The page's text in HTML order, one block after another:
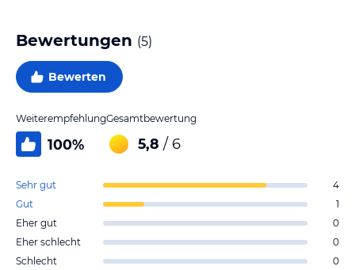
Bewertungen (5)
Bewerten
Weiterempfehlung
100%
Gesamtbewertung
5,8 / 6
Sehr gut
4
Gut
1
Eher gut
0
Eher schlecht
0
Schlecht
0